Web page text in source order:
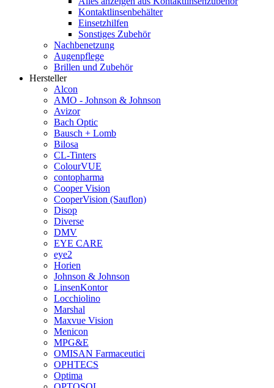
Kontaktlinsenbehälter
Einsetzhilfen
Sonstiges Zubehör
Nachbenetzung
Augenpflege
Brillen und Zubehör
Hersteller
Alcon
AMO - Johnson & Johnson
Avizor
Bach Optic
Bausch + Lomb
Bilosa
CL-Tinters
ColourVUE
contopharma
Cooper Vision
CooperVision (Sauflon)
Disop
Diverse
DMV
EYE CARE
eye2
Horien
Johnson & Johnson
LinsenKontor
Locchiolino
Marshal
Maxvue Vision
Menicon
MPG&E
OMISAN Farmaceutici
OPHTECS
Optima